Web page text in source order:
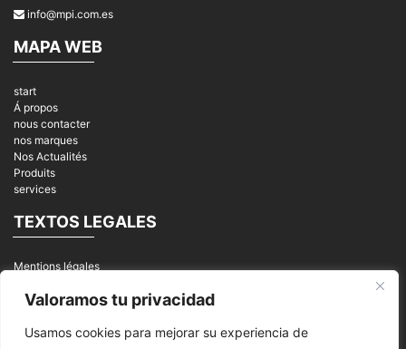
Valoramos tu privacidad
Usamos cookies para mejorar su experiencia de
info@mpi.com.es
MAPA WEB
start
Á propos
nous contacter
nos marques
Nos Actualités
Produits
services
TEXTOS LEGALES
Mentions légales
cookies
REDES SOCIALES